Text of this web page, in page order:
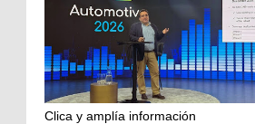
Clica y amplía información